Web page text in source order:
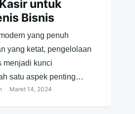
untuk
Bisnis
yang penuh
yang ketat, pengelolaan
menjadi kunci
satu aspek penting…
Maret 14, 2024